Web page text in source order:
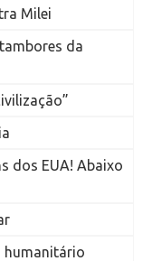
Milei
da
dos EUA! Abaixo
humanitário